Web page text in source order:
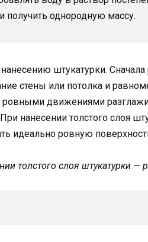
получить однородную массу.
штукатурки.
стены или потолка и
ровными движениями
нанесении толстого слоя
идеально ровную
толстого слоя штукатурки —